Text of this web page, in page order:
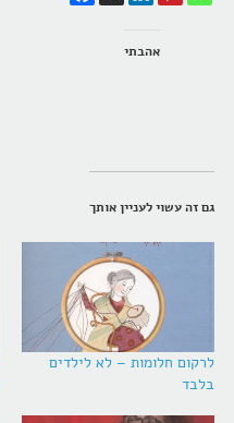
אהבתי
גם זה עשוי לעניין אותך
לרקום חלומות – לא לילדים
בלבד